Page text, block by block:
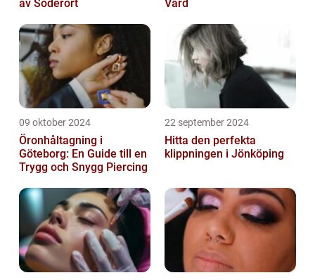
av Söderort Vård
09 oktober 2024
Öronhåltagning i
Göteborg: En Guide till en
Trygg och Snygg Piercing
22 september 2024
Hitta den perfekta
klippningen i Jönköping